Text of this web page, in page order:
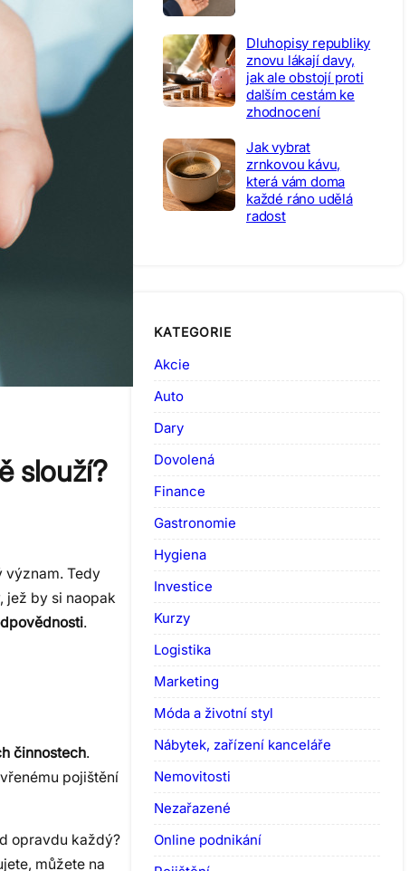
slouží?
význam. Tedy
jež by si naopak
.
činnostech.
pojištění
opravdu každý?
můžete na
Dluhopisy republiky
znovu lákají davy,
jak ale obstojí proti
dalším cestám ke
zhodnocení
Jak vybrat
zrnkovou kávu,
která vám doma
každé ráno udělá
radost
KATEGORIE
Akcie
Auto
Dary
Dovolená
Finance
Gastronomie
Hygiena
Investice
Kurzy
Logistika
Marketing
Móda a životní styl
Nábytek, zařízení kanceláře
Nemovitosti
Nezařazené
Online podnikání